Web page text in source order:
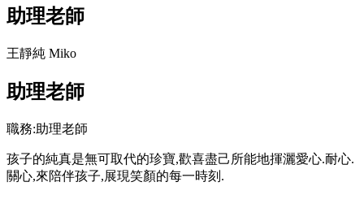
助理老師
王靜純 Miko
助理老師
職務:助理老師
孩子的純真是無可取代的珍寶,歡喜盡己所能地揮灑愛心.耐心.
關心,來陪伴孩子,展現笑顏的每一時刻.